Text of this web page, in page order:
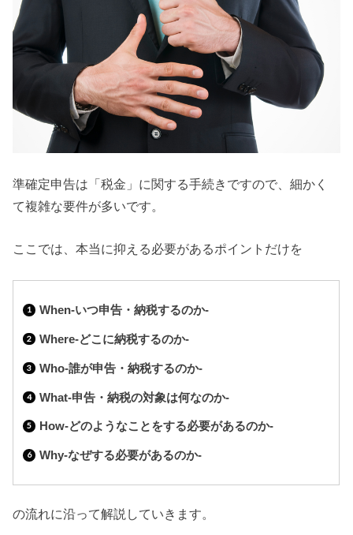
準確定申告は「税金」に関する手続きですので、細かく
て複雑な要件が多いです。
ここでは、本当に抑える必要があるポイントだけを
When-いつ申告・納税するのか-
Where-どこに納税するのか-
Who-誰が申告・納税するのか-
What-申告・納税の対象は何なのか-
How-どのようなことをする必要があるのか-
Why-なぜする必要があるのか-
の流れに沿って解説していきます。